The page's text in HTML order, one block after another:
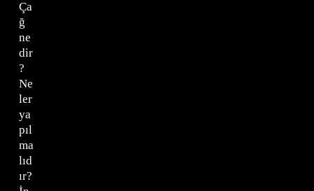
Ça
ğ
ne
dir
?
Ne
ler
ya
pıl
ma
lıd
ır?